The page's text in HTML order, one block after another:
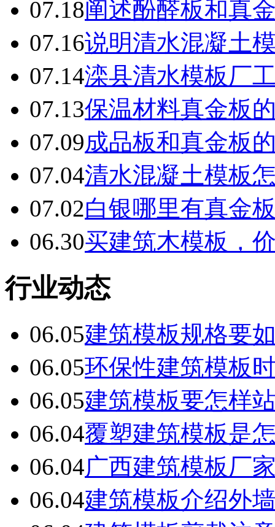
07.18阐述酚醛板和真
07.16说明清水混凝土
07.14滦县清水模板厂
07.13保温材料真金板
07.09成品板和真金板
07.04清水混凝土模板
07.02白银哪里有真金
06.30买建筑木模板，
行业动态
06.05建筑模板规格要
06.05环保性建筑模板
06.05建筑模板要怎样
06.04覆塑建筑模板是
06.04广西建筑模板厂
06.04建筑模板介绍外